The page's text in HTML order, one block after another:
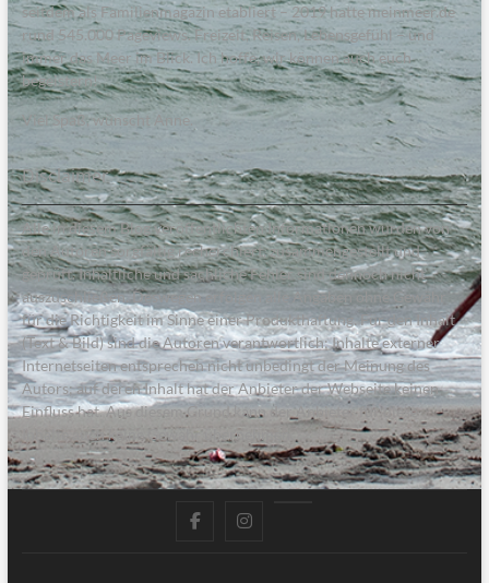
seitdem als Familienmagazin etabliert – 2019 hatte meinmeer.de
rund 545.000 Pageviews. Freizeit, Reisen, Lebensgefühl – und
immer das Meer im Blick. Ich hoffe, wir können auch euch
begeistern!
Viel Spaß, wünscht Anne.
Disclaimer
Alle in diesem Blog veröffentlichten Informationen wurden von
den Autoren sorgfältig recherchiert, zusammengestellt und
geprüft. Inhaltliche und sachliche Fehler sind dennoch nicht
auszuschließen. Deswegen erfolgen alle Angaben ohne Gewähr
für die Richtigkeit im Sinne einer Produkthaftung. Für den Inhalt
(Text & Bild) sind die Autoren verantwortlich; Inhalte externer
Internetseiten entsprechen nicht unbedingt der Meinung des
Autors; auf deren Inhalt hat der Anbieter der Webseite keinen
Einfluss hat. Aus diesem Grund kann der Anbieter für diese
Inhalte auch keine Gewähr übernehmen.
facebookinstagram